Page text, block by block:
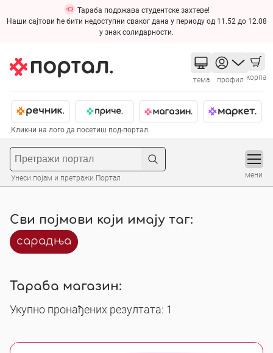
Тараба подржава студентске захтеве!
Наши сајтови ће бити недоступни сваког дана у периоду од 11.52 до 12.08
у знак солидарности.
тема профил корпа
Кликни на лого да посетиш под-портал.
Унеси појам и претражи Портал мени
Сви појмови који имају таг:
сарадња
Тараба магазин:
Укупно пронађених резултата: 1